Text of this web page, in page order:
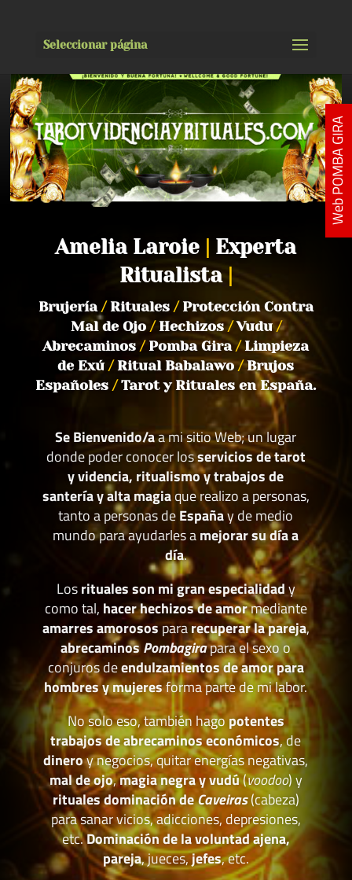
Seleccionar página
Amelia Laroie
Experta
Ritualista
Brujería /Rituales /Protección Contra
Mal de Ojo /Hechizos/Vudu/
Abrecaminos/Pomba Gira/Limpieza
de Exú/Ritual Babalawo/Brujos
Españoles/Tarot y Rituales en España.
Se Bienvenido/aa mi sitio Web; un lugar
donde poder conocer losservicios de tarot
y videncia, ritualismo y trabajos de
santería y alta magiaque realizo a personas,
tanto a personas deEspañay de medio
mundo para ayudarles amejorar su día a
día.
Losrituales son mi gran especialidady
como tal, hacer hechizos de amormediante
amarres amorosospararecuperar la pareja,
abrecaminosPombagirapara el sexo o
conjuros deendulzamientos de amor para
hombres y mujeresforma parte de mi labor.
No solo eso, también hagopotentes
trabajos de abrecaminos económicos, de
dineroy negocios, quitar energías negativas,
mal de ojo,magia negra y vudú(voodoo) y
rituales dominación deCaveiras(cabeza)
para sanar vicios, adicciones, depresiones,
etc.Dominación de la voluntad ajena,
pareja, jueces,jefes, etc.
Web POMBA GIRA